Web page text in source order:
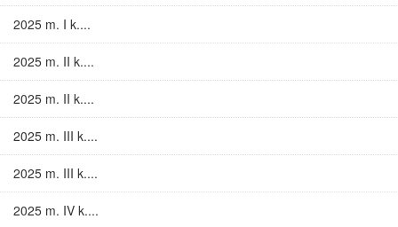
2025 m. I k....
2025 m. II k....
2025 m. II k....
2025 m. III k....
2025 m. III k....
2025 m. IV k....